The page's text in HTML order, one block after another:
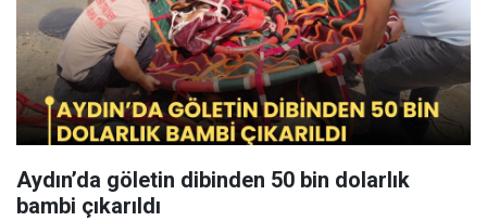
Aydın’da göletin dibinden 50 bin dolarlık
bambi çıkarıldı